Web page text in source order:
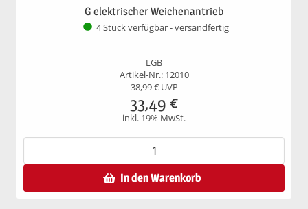
G elektrischer Weichenantrieb
4 Stück verfügbar - versandfertig
LGB
Artikel-Nr.: 12010
38,99€ UVP
33,49 €
inkl. 19% MwSt.
In den Warenkorb